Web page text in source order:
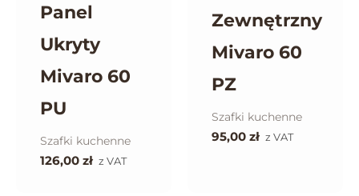
Panel
Ukryty
Mivaro 60
PU
Szafki kuchenne
126,00 zł z VAT
Zewnętrzny
Mivaro 60
PZ
Szafki kuchenne
95,00 zł z VAT